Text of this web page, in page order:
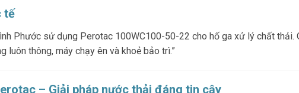
tế
Phước sử dụng Perotac 100WC100-50-22 cho hố ga xử lý chất thải.
luôn thông, máy chạy ên và khoẻ bảo trì.”
– Giải pháp nước thải đáng tin cậy